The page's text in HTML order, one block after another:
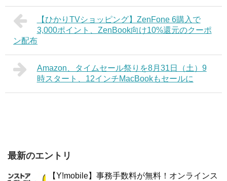
【ひかりTVショッピング】ZenFone 6購入で
3,000ポイント、ZenBook向け10%還元のクーポ
ン配布
Amazon、タイムセール祭りを8月31日（土）9
時スタート、12インチMacBookもセールに
最新のエントリ
【Y!mobile】事務手数料が無料！オンラインス